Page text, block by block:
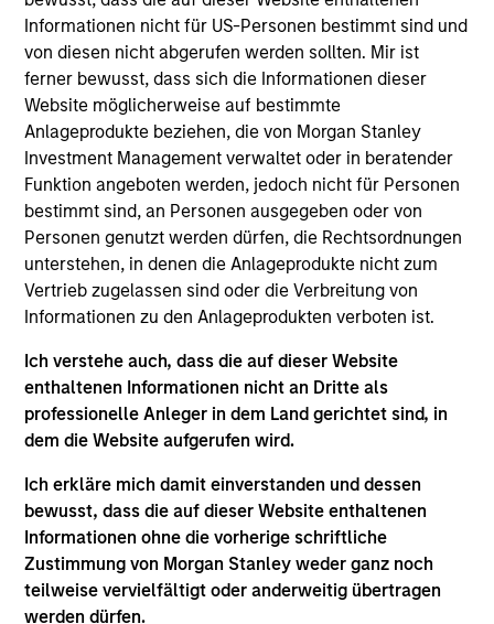
Informationen nicht für US-Personen bestimmt sind und
von diesen nicht abgerufen werden sollten. Mir ist
ferner bewusst, dass sich die Informationen dieser
Website möglicherweise auf bestimmte
Anlageprodukte beziehen, die von Morgan Stanley
Investment Management verwaltet oder in beratender
Funktion angeboten werden, jedoch nicht für Personen
bestimmt sind, an Personen ausgegeben oder von
Personen genutzt werden dürfen, die Rechtsordnungen
unterstehen, in denen die Anlageprodukte nicht zum
Vertrieb zugelassen sind oder die Verbreitung von
Informationen zu den Anlageprodukten verboten ist.
Ich verstehe auch, dass die auf dieser Website
enthaltenen Informationen nicht an Dritte als
professionelle Anleger in dem Land gerichtet sind, in
dem die Website aufgerufen wird.
Ich erkläre mich damit einverstanden und dessen
bewusst, dass die auf dieser Website enthaltenen
Informationen ohne die vorherige schriftliche
Zustimmung von Morgan Stanley weder ganz noch
teilweise vervielfältigt oder anderweitig übertragen
werden dürfen.
low correlation to traditional asset classes.
Market Neutral Multi-PM Platform
Multi-strategy, multi-manager hedge fund,
overseeing a portfolio of high-quality trading
teams, specializing in fundamental sector-
specific equity long/short, quantitative, and
opportunistic trading strategies.
Strategic Opportunities
Provides focused exposure on medium duration
opportunistic strategies generally through hedge
fund secondaries and co-investment
opportunities.
Hedge Fund Solutions